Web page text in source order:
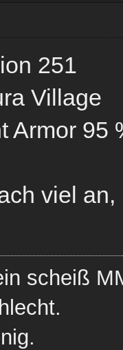
251
Village
Armor 95
viel
scheiß